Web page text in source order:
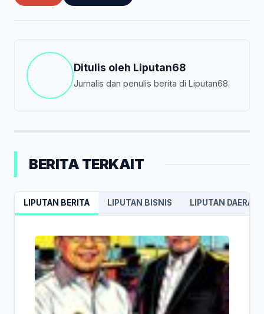
Ditulis oleh Liputan68
Jurnalis dan penulis berita di Liputan68.
BERITA TERKAIT
LIPUTAN BERITA LIPUTAN BISNIS LIPUTAN DAERAH